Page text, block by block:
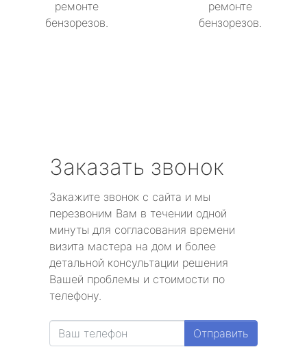
ремонте
бензорезов.
ремонте
бензорезов.
Заказать звонок
Закажите звонок с сайта и мы
перезвоним Вам в течении одной
минуты для согласования времени
визита мастера на дом и более
детальной консультации решения
Вашей проблемы и стоимости по
телефону.
Отправить